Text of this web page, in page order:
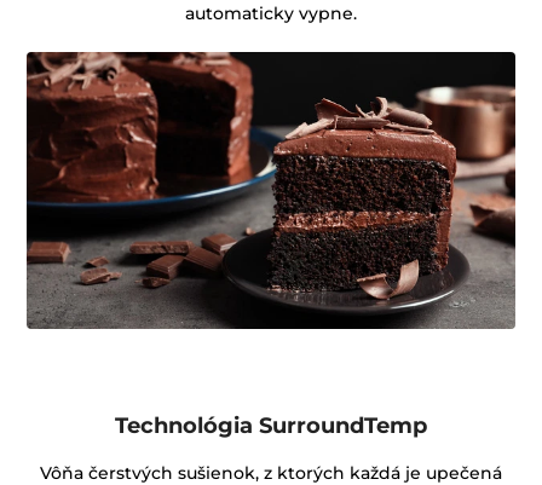
automaticky vypne.
Technológia SurroundTemp
Vôňa čerstvých sušienok, z ktorých každá je upečená